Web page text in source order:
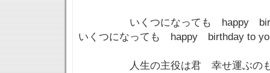
いくつになっても happy
いくつになっても happy birthday to
人生の主役は君 幸せ運ぶの